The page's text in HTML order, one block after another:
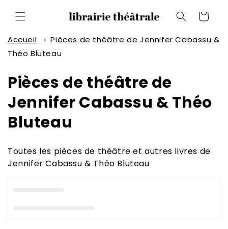
passer
au
Panier
Accueil › Pièces de théâtre de Jennifer Cabassu &
Théo Bluteau
C
o
l
e
Pièces de théâtre de
Jennifer Cabassu & Théo
Bluteau
Toutes les pièces de théâtre et autres livres de
Jennifer Cabassu & Théo Bluteau